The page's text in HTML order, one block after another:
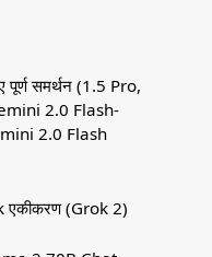
समर्थन (1.5 Pro,
2.0 Flash-
2.0 Flash
एकीकरण (Grok 2)